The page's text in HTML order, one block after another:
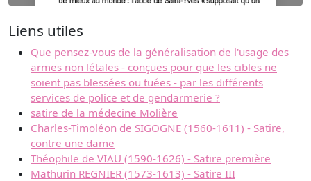
Liens utiles
Que pensez-vous de la généralisation de l'usage des
armes non létales - conçues pour que les cibles ne
soient pas blessées ou tuées - par les différents
services de police et de gendarmerie ?
satire de la médecine Molière
Charles-Timoléon de SIGOGNE (1560-1611) - Satire,
contre une dame
Théophile de VIAU (1590-1626) - Satire première
Mathurin REGNIER (1573-1613) - Satire III